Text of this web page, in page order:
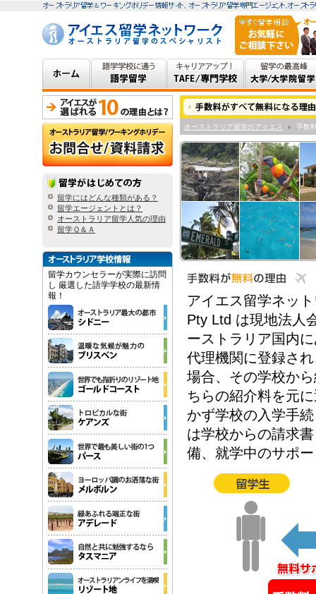
オーストラリア留学のアイエス 手数
アイエス留学ネッ
Pty Ltd は現地法人
ーストラリア国内
代理機関に登録さ
場合、その学校か
ちらの紹介料を元
かず学校の入学手
は学校からの請求
備、就学中のサポ
留学にはどんな種類がある？
留学エージェントとは？
オーストラリア留学人気の理由
留学Ｑ＆Ａ
留学カウンセラーが実際に訪問
し 厳選した語学学校の最新情
報！